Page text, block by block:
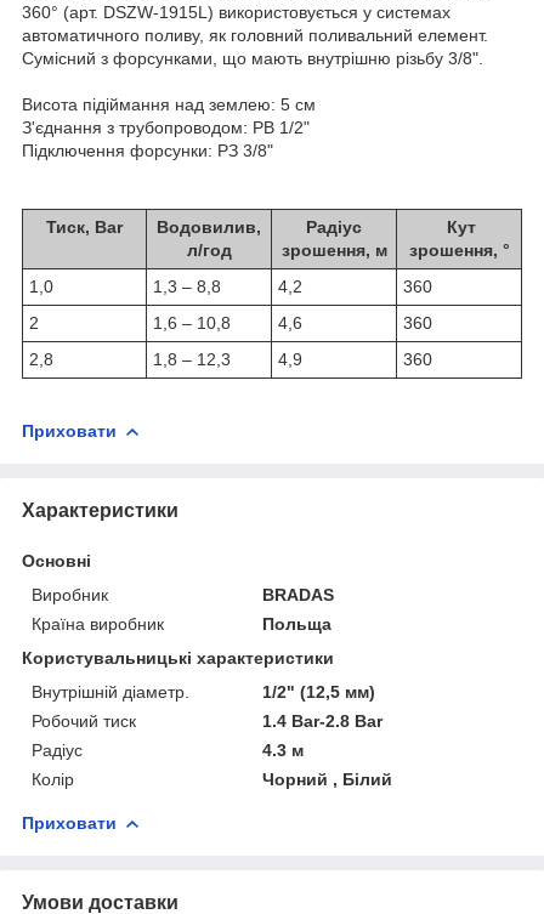
360° (арт. DSZW-1915L) використовується у системах
автоматичного поливу, як головний поливальний елемент.
Сумісний з форсунками, що мають внутрішню різьбу 3/8".
Висота підіймання над землею: 5 см
З'єднання з трубопроводом: РВ 1/2"
Підключення форсунки: РЗ 3/8"
Тиск, Bar
Водовилив,
л/год
Радіус
зрошення, м
Кут
зрошення, °
1,0
1,3 – 8,8 4,2
360
2
1,6 – 10,8 4,6
360
2,8
1,8 – 12,3 4,9 360
Приховати
Характеристики
Основні
Виробник
BRADAS
Країна виробник
Польща
Користувальницькі характеристики
Внутрішній діаметр.
1/2" (12,5 мм)
Робочий тиск
1.4 Bar-2.8 Bar
Радіус
4.3 м
Колір
Чорний , Білий
Приховати
Умови доставки